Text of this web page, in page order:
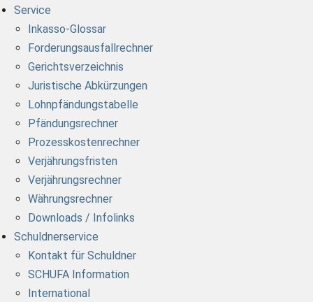
Service
Inkasso-Glossar
Forderungsausfallrechner
Gerichtsverzeichnis
Juristische Abkürzungen
Lohnpfändungstabelle
Pfändungsrechner
Prozesskostenrechner
Verjährungsfristen
Verjährungsrechner
Währungsrechner
Downloads / Infolinks
Schuldnerservice
Kontakt für Schuldner
SCHUFA Information
International